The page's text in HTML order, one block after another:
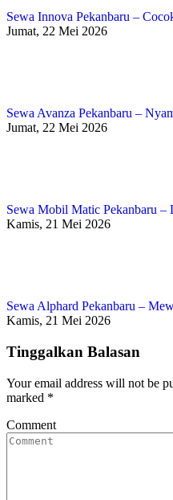
Sewa Innova Pekanbaru –
Jumat, 22 Mei 2026
Sewa Avanza Pekanbaru –
Jumat, 22 Mei 2026
Sewa Mobil Matic Pekanbaru –
Kamis, 21 Mei 2026
Sewa Alphard Pekanbaru –
Kamis, 21 Mei 2026
Tinggalkan Balasan
Your email address will not be
marked *
Comment